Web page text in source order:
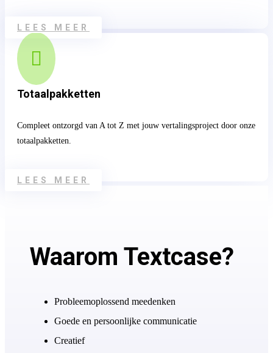
LEES MEER

Totaalpakketten
Compleet ontzorgd van A tot Z met jouw vertalingsproject door onze
totaalpakketten.
LEES MEER
Waarom Textcase?
Probleemoplossend meedenken
Goede en persoonlijke communicatie
Creatief